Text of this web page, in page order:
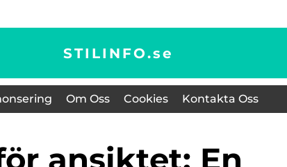
STILINFO.se
Om Oss Cookies Kontakta Oss